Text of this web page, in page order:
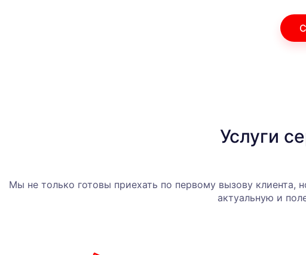
Услуги
Мы не только готовы приехать по первому вызову
актуальную и